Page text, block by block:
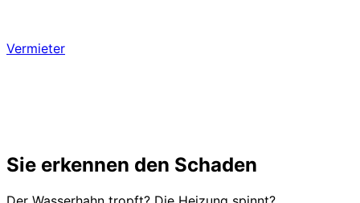
Vermieter
Sie erkennen den Schaden